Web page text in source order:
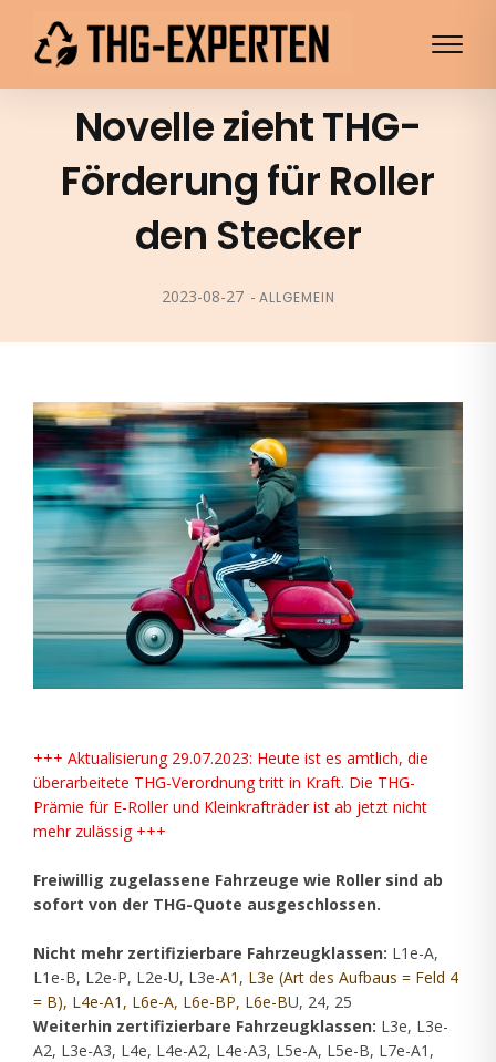
Novelle zieht THG-
Förderung für Roller
den Stecker
2023-08-27 ALLGEMEIN
+++ Aktualisierung 29.07.2023: Heute ist es amtlich, die
überarbeitete THG-Verordnung tritt in Kraft. Die THG-
Prämie für E-Roller und Kleinkrafträder ist ab jetzt nicht
mehr zulässig +++
Freiwillig zugelassene Fahrzeuge wie Roller sind ab
sofort von der THG-Quote ausgeschlossen.
Nicht mehr zertifizierbare Fahrzeugklassen: L1e-A,
L1e-B, L2e-P, L2e-U, L3e-A1, L3e (Art des Aufbaus = Feld 4
= B), L4e-A1, L6e-A, L6e-BP, L6e-BU, 24, 25
Weiterhin zertifizierbare Fahrzeugklassen: L3e, L3e-
A2, L3e-A3, L4e, L4e-A2, L4e-A3, L5e-A, L5e-B, L7e-A1,